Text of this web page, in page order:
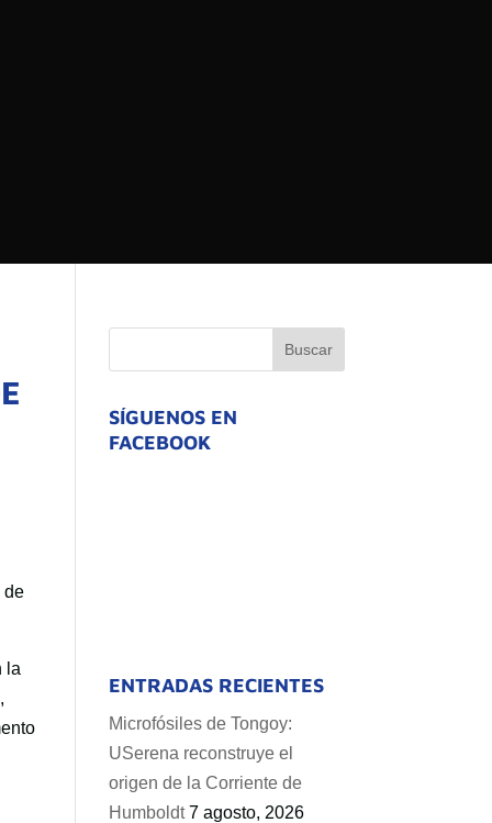
de
la
SÍGUENOS EN
FACEBOOK
ENTRADAS RECIENTES
Microfósiles de Tongoy:
USerena reconstruye el
origen de la Corriente de
Humboldt 7 agosto, 2026